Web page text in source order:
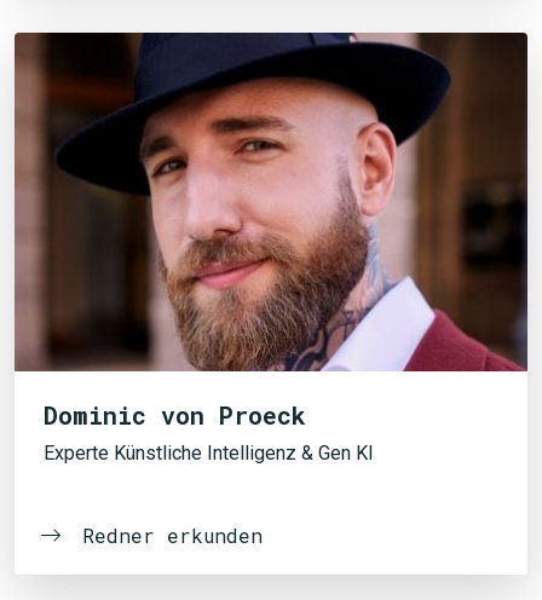
Dominic von Proeck
Experte Künstliche Intelligenz & Gen KI
Redner erkunden